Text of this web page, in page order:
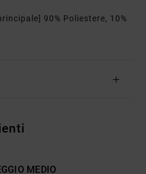
90% Poliestere, 10%
MEDIO